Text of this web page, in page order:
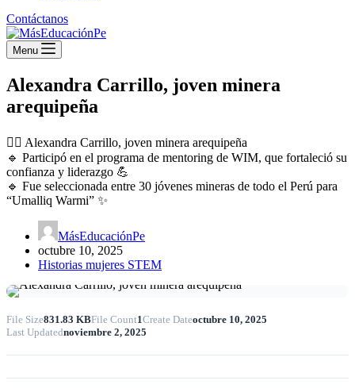
Contáctanos
Menu
Alexandra Carrillo, joven minera
arequipeña
👷‍♀️ Alexandra Carrillo, joven minera arequipeña
🔹 Participó en el programa de mentoring de WIM, que fortaleció su
confianza y liderazgo 💪
🔹 Fue seleccionada entre 30 jóvenes mineras de todo el Perú para
“Umalliq Warmi” ✨
MásEducaciónPe
octubre 10, 2025
Historias mujeres STEM
File Size831.83 KBFile Count1Create Dateoctubre 10, 2025
Last Updatednoviembre 2, 2025